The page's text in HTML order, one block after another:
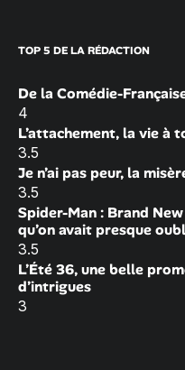
TOP 5 DE LA RÉDACTION
De la Comédie-
4
L’attachement, la vie à
3.5
Je n’ai pas peur, la
3.5
Spider-Man : Brand
qu’on avait presque
3.5
L’Été 36, une belle
d’intrigues
3